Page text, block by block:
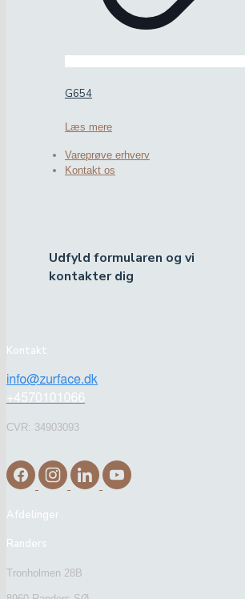
G654
Læs mere
Vareprøve erhverv
Kontakt os
Udfyld formularen og vi
kontakter dig
Kontakt
CVR: 34903093
Afdelinger
Randers
Tronholmen 28B